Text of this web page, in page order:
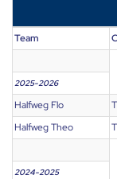
Team
2025-2026
Halfweg Flo
Halfweg Theo
2024-2025